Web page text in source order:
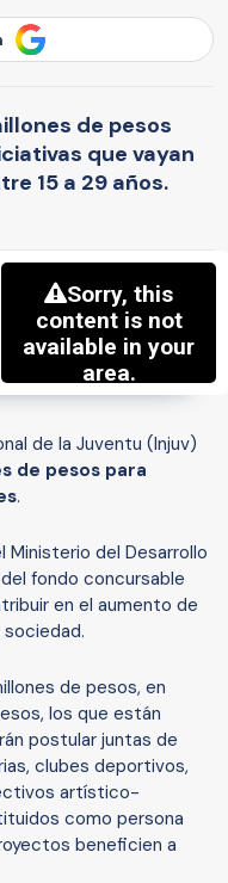
de pesos
que vayan
15 a 29 años.
de la Juventu (Injuv)
de pesos para
.
del Desarrollo
fondo concursable
en el aumento de
de pesos, en
los que están
postular juntas de
clubes deportivos,
artístico-
como persona
beneficien a